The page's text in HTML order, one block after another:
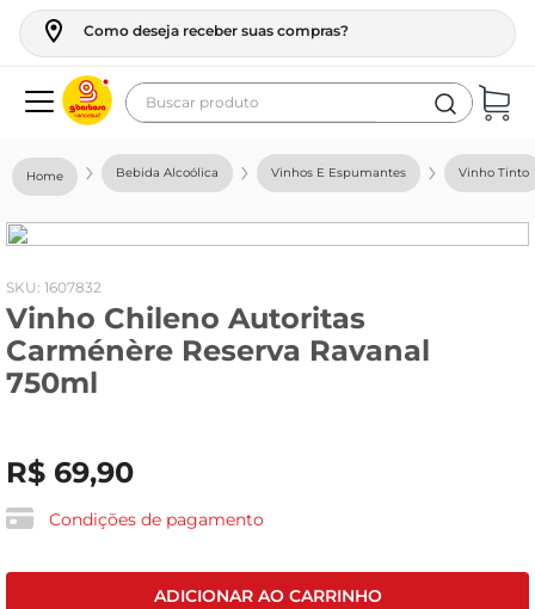
Como deseja receber suas compras?
Buscar produto
Bebida Alcoólica Vinhos E Espumantes Vinho Tinto
: 1607832
Vinho Chileno Autoritas
Carménère Reserva Ravanal
750ml
R$ 69,90
Condições de pagamento
ADICIONAR AO CARRINHO
geladeira
fogao
café
cerveja
leite
tv
leite pó